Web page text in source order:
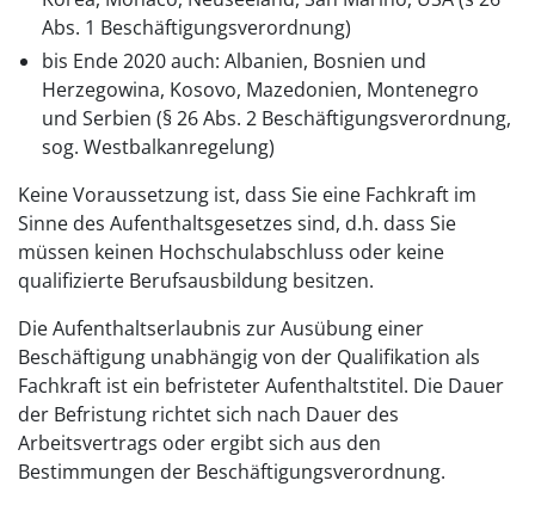
Abs. 1 Beschäftigungsverordnung)
bis Ende 2020 auch: Albanien, Bosnien und
Herzegowina, Kosovo, Mazedonien, Montenegro
und Serbien (§ 26 Abs. 2 Beschäftigungsverordnung,
sog. Westbalkanregelung)
Keine Voraussetzung ist, dass Sie eine Fachkraft im
Sinne des Aufenthaltsgesetzes sind, d.h. dass Sie
müssen keinen Hochschulabschluss oder keine
qualifizierte Berufsausbildung besitzen.
Die Aufenthaltserlaubnis zur Ausübung einer
Beschäftigung unabhängig von der Qualifikation als
Fachkraft ist ein befristeter Aufenthaltstitel. Die Dauer
der Befristung richtet sich nach Dauer des
Arbeitsvertrags oder ergibt sich aus den
Bestimmungen der Beschäftigungsverordnung.